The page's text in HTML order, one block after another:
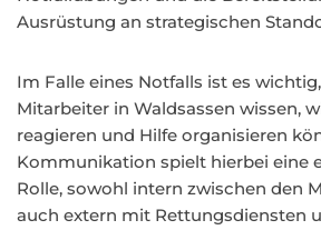
Ausrüstung an strategischen
Im Falle eines Notfalls ist es
Mitarbeiter in Waldsassen wissen,
reagieren und Hilfe organisieren
Kommunikation spielt hierbei eine
Rolle, sowohl intern zwischen den
auch extern mit Rettungsdiensten